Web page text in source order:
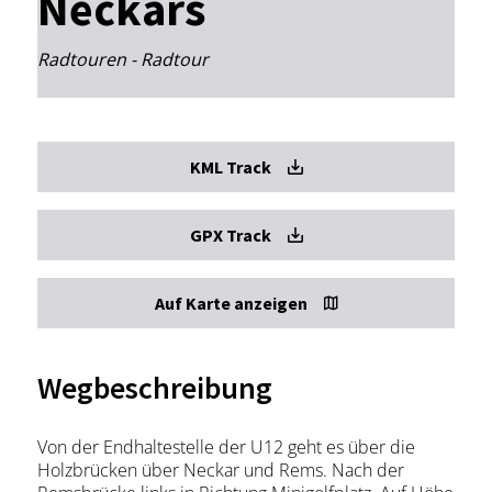
Radtouren - Radtour
KML Track
GPX Track
Auf Karte anzeigen
Wegbeschreibung
Von der Endhaltestelle der U12 geht es über die
Holzbrücken über Neckar und Rems. Nach der